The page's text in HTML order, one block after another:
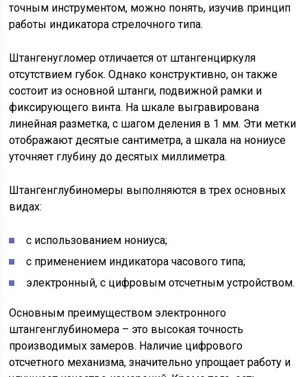
точным инструментом, можно понять, изучив принцип
работы индикатора стрелочного типа.
Штангенугломер отличается от штангенциркуля
отсутствием губок. Однако конструктивно, он также
состоит из основной штанги, подвижной рамки и
фиксирующего винта. На шкале выгравирована
линейная разметка, с шагом деления в 1 мм. Эти метки
отображают десятые сантиметра, а шкала на нониусе
уточняет глубину до десятых миллиметра.
Штангенглубиномеры выполняются в трех основных
видах:
с использованием нониуса;
с применением индикатора часового типа;
электронный, с цифровым отсчетным устройством.
Основным преимуществом электронного
штангенглубиномера – это высокая точность
производимых замеров. Наличие цифрового
отсчетного механизма, значительно упрощает работу и